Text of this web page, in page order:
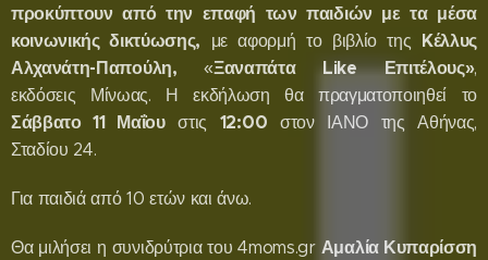
προκύπτουν από την επαφή των παιδιών με τα μέσα
κοινωνικής δικτύωσης, με αφορμή το βιβλίο της Kέλλυς
Αλχανάτη-Παπούλη,«Ξαναπάτα Like Επιτέλους»,
εκδόσεις Μίνωας. Η εκδήλωση θα πραγματοποιηθεί το
Σάββατο 11 Μαΐουστις 12:00 στον ΙΑΝΟ της Αθήνας,
Σταδίου 24.
Για παιδιά από 10 ετών και άνω.
Θα μιλήσει η συνιδρύτρια του 4moms.gr Αμαλία Κυπαρίσση